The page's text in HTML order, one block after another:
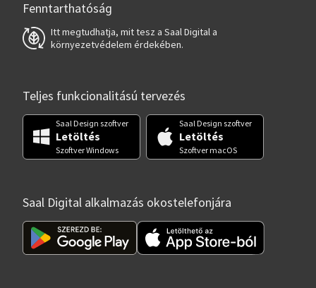
Fenntarthatóság
Itt megtudhatja, mit tesz a Saal Digital a
környezetvédelem érdekében.
Teljes funkcionalitású tervezés
Saal Design szoftver
Letöltés
Szoftver Windows
Saal Design szoftver
Letöltés
Szoftver macOS
Saal Digital alkalmazás okostelefonjára